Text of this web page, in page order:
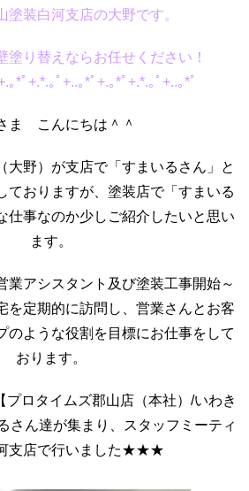
塗装白河支店の大野です。
塗り替えならお任せください！
｡*ﾟ+.*.｡ﾟ+..｡*ﾟ+.｡*ﾟ+.*.｡ﾟ+..｡*ﾟ
ま こんにちは＾＾
大野）が支店で「すまいるさん」と
ておりますが、塗装店で「すまいる
仕事なのか少しご紹介したいと思い
ます。
業アシスタント及び塗装工事開始～
を定期的に訪問し、営業さんとお客
のような役割を目標にお仕事をして
おります。
プロタイムズ郡山店（本社）/いわき
さん達が集まり、スタッフミーティ
支店で行いました★★★